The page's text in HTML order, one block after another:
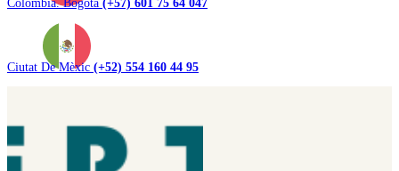
Ciutat De Mèxic (+52) 554 160 44 95